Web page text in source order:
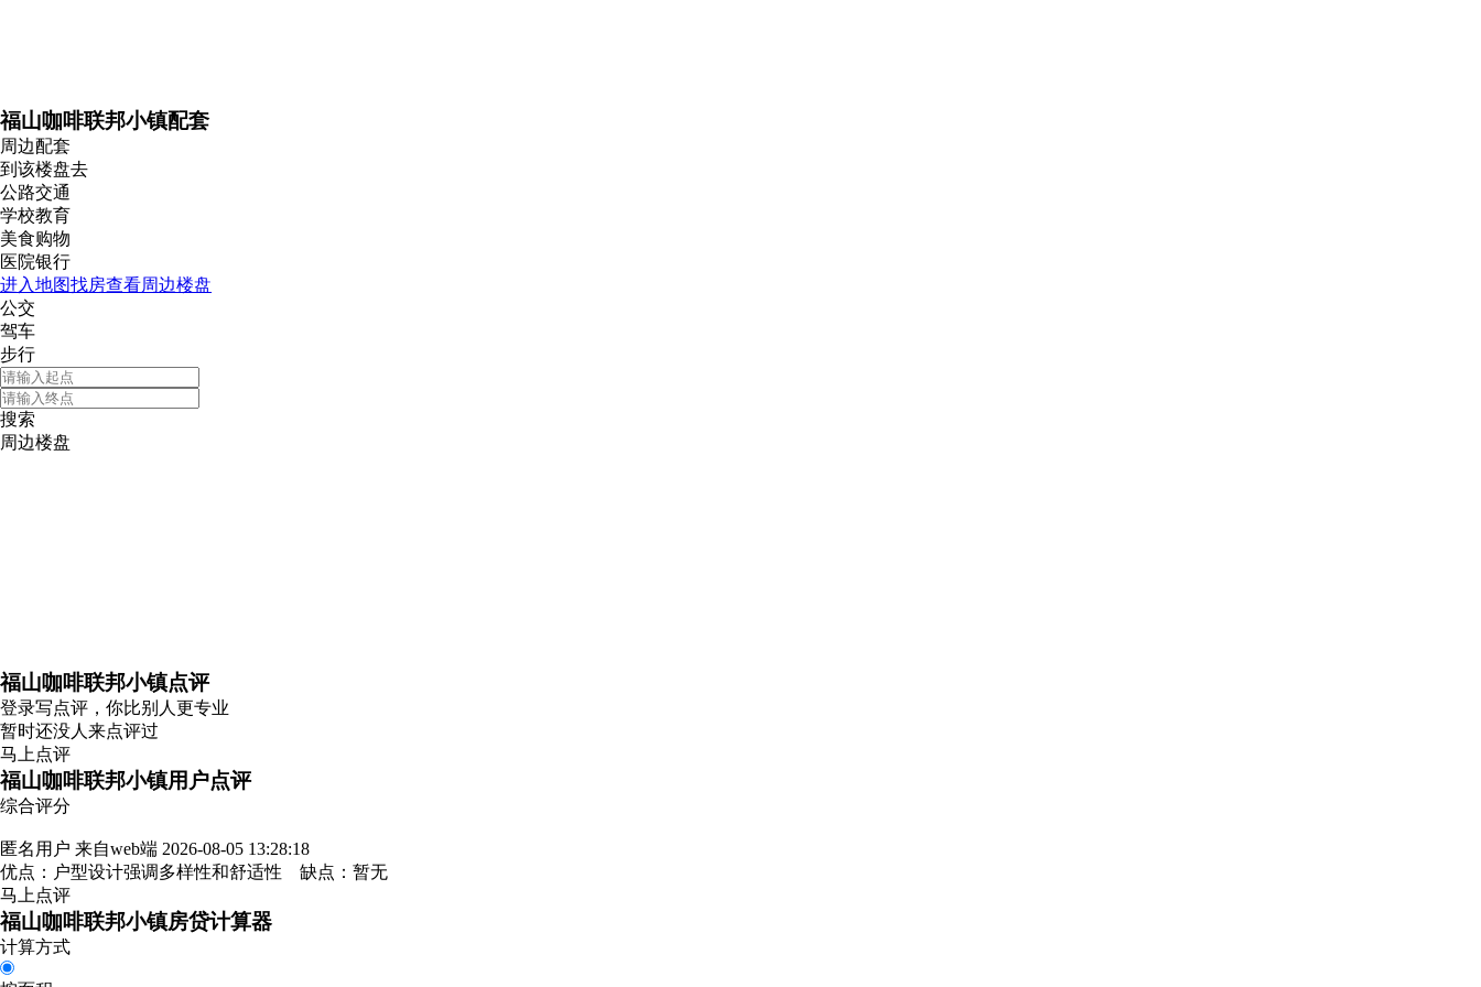
福山咖啡联邦小镇配套
周边配套
到该楼盘去
公路交通
学校教育
美食购物
医院银行
进入地图找房查看周边楼盘
公交
驾车
步行
搜索
周边楼盘
福山咖啡联邦小镇点评
登录写点评，你比别人更专业
暂时还没人来点评过
马上点评
福山咖啡联邦小镇用户点评
综合评分
匿名用户 来自web端 2026-08-05 13:28:18
优点：户型设计强调多样性和舒适性 缺点：暂无
马上点评
福山咖啡联邦小镇房贷计算器
计算方式